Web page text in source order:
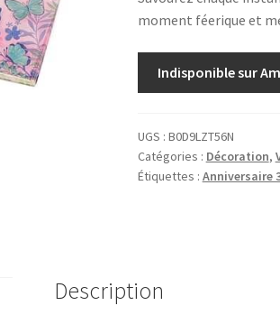
moment féerique et
Indisponible sur
UGS : B0D9LZT56N
Catégories : Décoration,
Étiquettes : Anniversaire
Description